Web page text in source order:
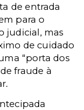
de entrada
para o
judicial, mas
de cuidado
“porta dos
fraude à